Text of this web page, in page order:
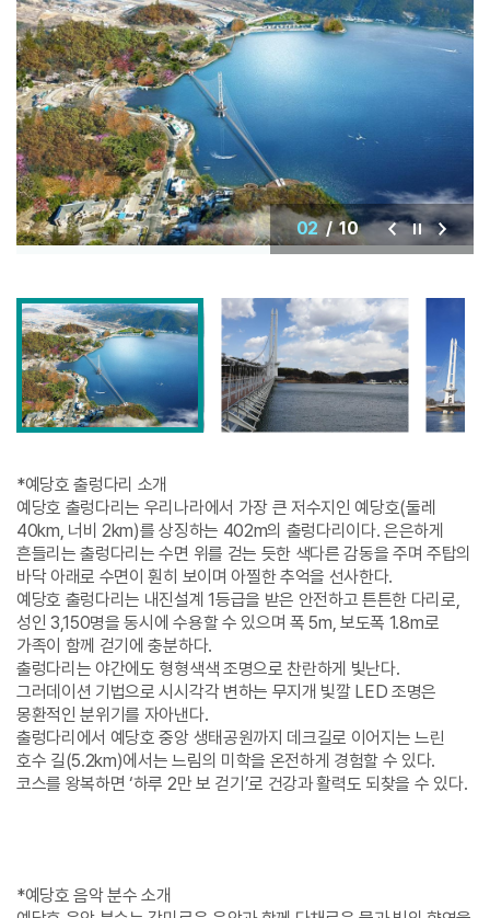
02 / 10
*예당호 출렁다리 소개
예당호 출렁다리는 우리나라에서 가장 큰 저수지인 예당호(둘레
40km, 너비 2km)를 상징하는 402m의 출렁다리이다. 은은하게
흔들리는 출렁다리는 수면 위를 걷는 듯한 색다른 감동을 주며 주탑의
바닥 아래로 수면이 훤히 보이며 아찔한 추억을 선사한다.
예당호 출렁다리는 내진설계 1등급을 받은 안전하고 튼튼한 다리로,
성인 3,150명을 동시에 수용할 수 있으며 폭 5m, 보도폭 1.8m로
가족이 함께 걷기에 충분하다.
출렁다리는 야간에도 형형색색 조명으로 찬란하게 빛난다.
그러데이션 기법으로 시시각각 변하는 무지개 빛깔 LED 조명은
몽환적인 분위기를 자아낸다.
출렁다리에서 예당호 중앙 생태공원까지 데크길로 이어지는 느린
호수 길(5.2km)에서는 느림의 미학을 온전하게 경험할 수 있다.
코스를 왕복하면 ‘하루 2만 보 걷기’로 건강과 활력도 되찾을 수 있다.
*예당호 음악 분수 소개